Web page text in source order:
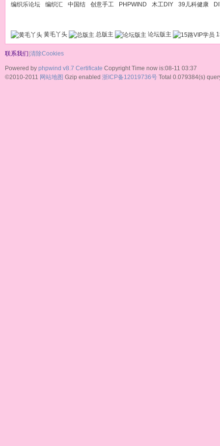
编织乐论坛 编织汇 中国结 创意手工 PHPWIND 木工DIY 39儿科健康
黄毛丫头 总版主 论坛版主
联系我们|清除Cookies
Powered by phpwind v8.7 Certificate Copyright Time now is:08-11 03:37
©2010-2011 网站地图 Gzip enabled 浙ICP备12019736号 Total 0.079384(s)